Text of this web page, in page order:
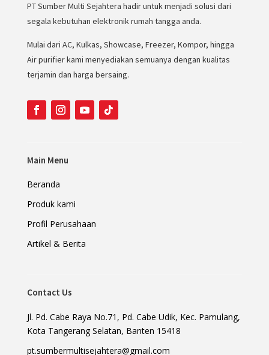
PT Sumber Multi Sejahtera hadir untuk menjadi solusi dari
segala kebutuhan elektronik rumah tangga anda.
Mulai dari AC, Kulkas, Showcase, Freezer, Kompor, hingga
Air purifier kami menyediakan semuanya dengan kualitas
terjamin dan harga bersaing.
Main Menu
Beranda
Produk kami
Profil Perusahaan
Artikel & Berita
Contact Us
Jl. Pd. Cabe Raya No.71, Pd. Cabe Udik, Kec. Pamulang,
Kota Tangerang Selatan, Banten 15418
pt.sumbermultisejahtera@gmail.com